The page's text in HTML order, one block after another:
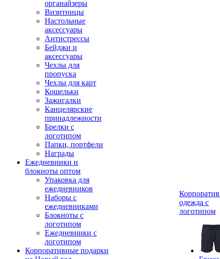
органайзеры
Визитницы
Настольные
аксессуары
Антистрессы
Бейджи и
аксессуары
Чехлы для
пропуска
Чехлы для карт
Кошельки
Зажигалки
Канцелярские
принадлежности
Брелки с
логотипом
Папки, портфели
Награды
Ежедневники и
блокноты оптом
Упаковка для
ежедневников
Наборы с
ежедневниками
Блокноты с
логотипом
Ежедневники с
логотипом
Корпоративные подарки
одежда с
логотипом